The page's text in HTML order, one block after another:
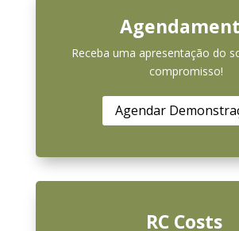
Receba uma apresentação do
compromisso!
Agendar
RC Costs